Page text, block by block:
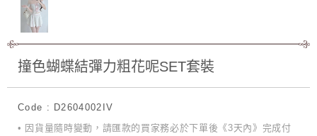
撞色蝴蝶結彈力粗花呢SET套裝
Code : D2604002IV
• 因貨量隨時變動，請匯款的買家務必於下單後《3天內》完成付